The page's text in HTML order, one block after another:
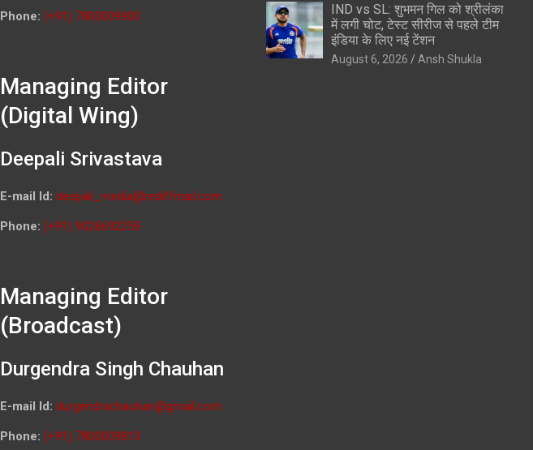
Phone: (+91) 7800009900
Managing Editor
(Digital Wing)
Deepali Srivastava
E-mail Id: deepali_media@rediffmail.com
Phone: (+91) 9026692259
Managing Editor
(Broadcast)
Durgendra Singh Chauhan
E-mail Id: durgendrachauhan@gmail.com
Phone: (+91) 7800009813
IND vs SL: शुभमन गिल को श्रीलंका
में लगी चोट, टेस्ट सीरीज से पहले टीम
इंडिया के लिए नई टेंशन
August 6, 2026 Ansh Shukla